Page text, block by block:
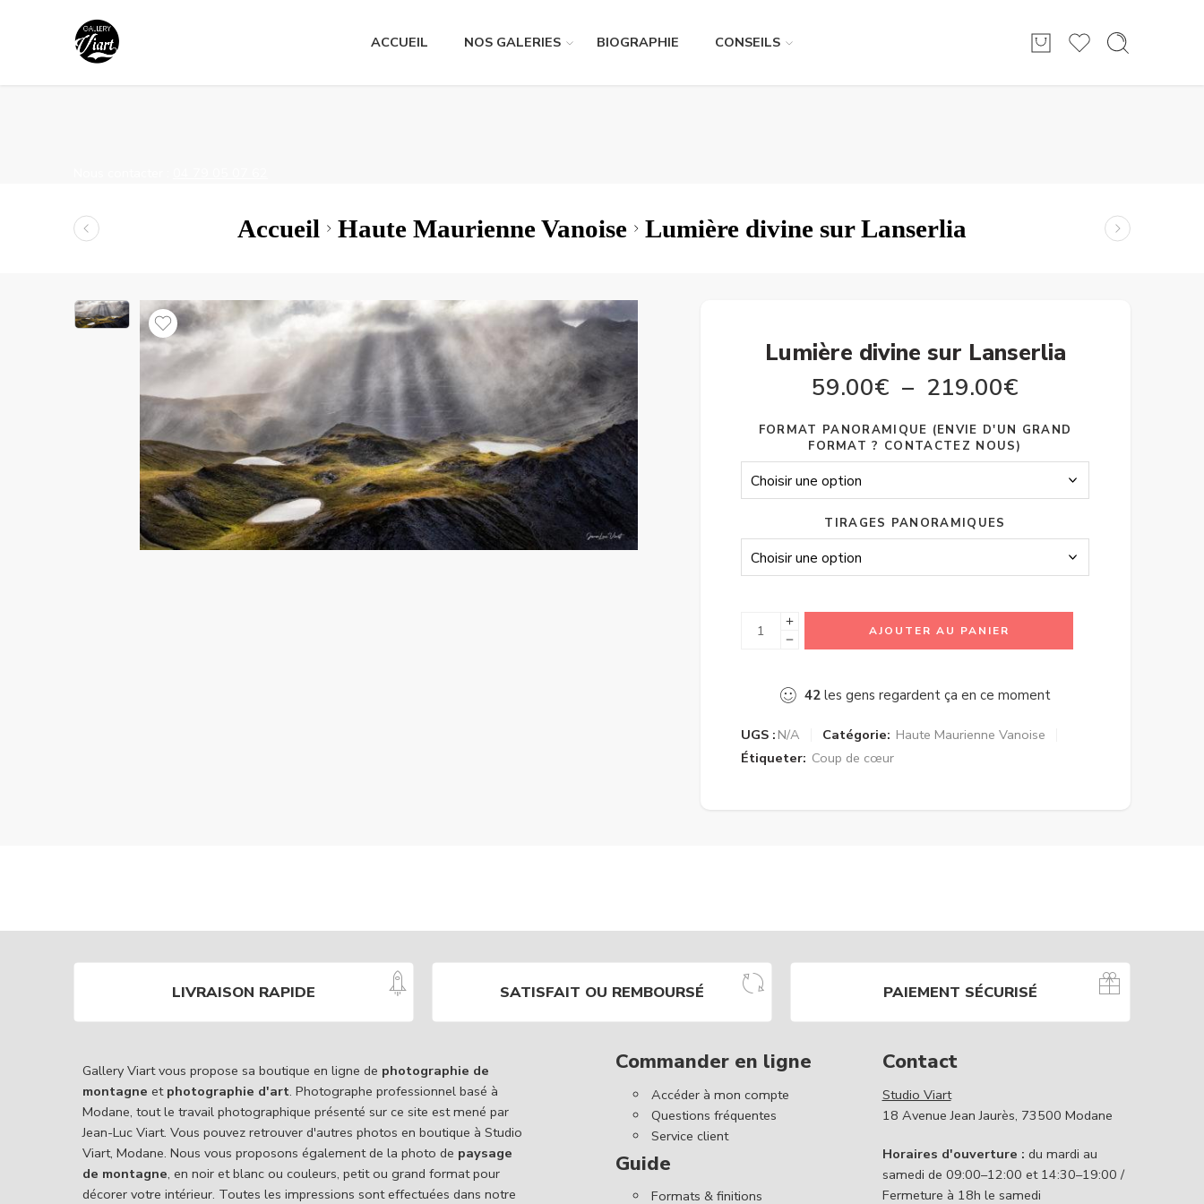
Nous contacter :
ACCUEIL
NOS GALERIES BIOGRAPHIE CONSEILS
Accueil Haute Maurienne Vanoise Lumière divine sur Lanserlia
Lumière divine sur Lanserlia
59.00€ – 219.00€
FORMAT PANORAMIQUE (ENVIE D'UN GRAND
FORMAT ? CONTACTEZ NOUS)
TIRAGES PANORAMIQUES
AJOUTER AU PANIER
42 les gens regardent ça en ce moment
UGS : N/A Catégorie: Haute Maurienne Vanoise
Étiqueter: Coup de cœur
LIVRAISON RAPIDE SATISFAIT OU REMBOURSÉ PAIEMENT SÉCURISÉ
Gallery Viart vous propose sa boutique en ligne de photographie de
montagne et photographie d'art. Photographe professionnel basé à
Modane, tout le travail photographique présenté sur ce site est mené par
Jean-Luc Viart. Vous pouvez retrouver d'autres photos en boutique à Studio
Viart, Modane. Nous vous proposons également de la photo de paysage
de montagne, en noir et blanc ou couleurs, petit ou grand format pour
décorer votre intérieur. Toutes les impressions sont effectuées dans notre
Commander en ligne
Accéder à mon compte
Questions fréquentes
Service client
Guide
Formats & finitions
Contact
Studio Viart
18 Avenue Jean Jaurès, 73500 Modane
Horaires d'ouverture : du mardi au
samedi de 09:00–12:00 et 14:30–19:00 /
Fermeture à 18h le samedi